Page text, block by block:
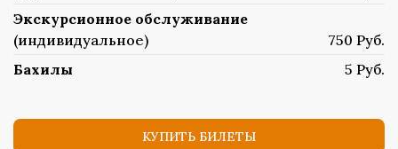
Экскурсионное обслуживание
(индивидуальное)
750 Руб.
Бахилы
5 Руб.
КУПИТЬ БИЛЕТЫ